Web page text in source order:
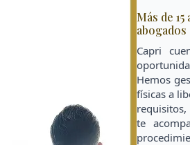
Más de
Capri
Hemos
físicas a
te